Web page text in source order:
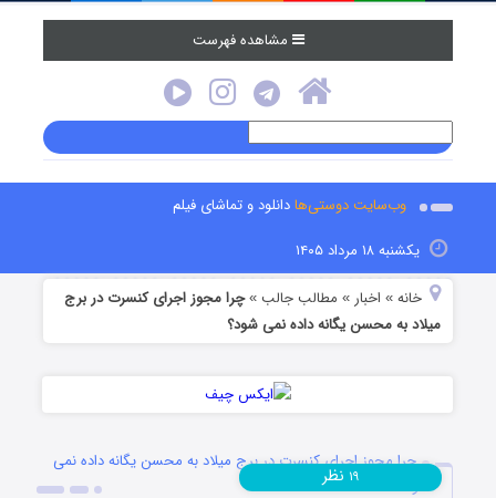
مشاهده فهرست
وب‌سایت دوستی‌هادانلود و تماشای فیلم
یکشنبه ۱۸ مرداد ۱۴۰۵
خانه » اخبار » مطالب جالب »چرا مجوز اجرای کنسرت در برج
میلاد به محسن یگانه داده نمی شود؟
چرا مجوز اجرای کنسرت در برج میلاد به محسن یگانه داده نمی
شود؟
۱۹ نظر